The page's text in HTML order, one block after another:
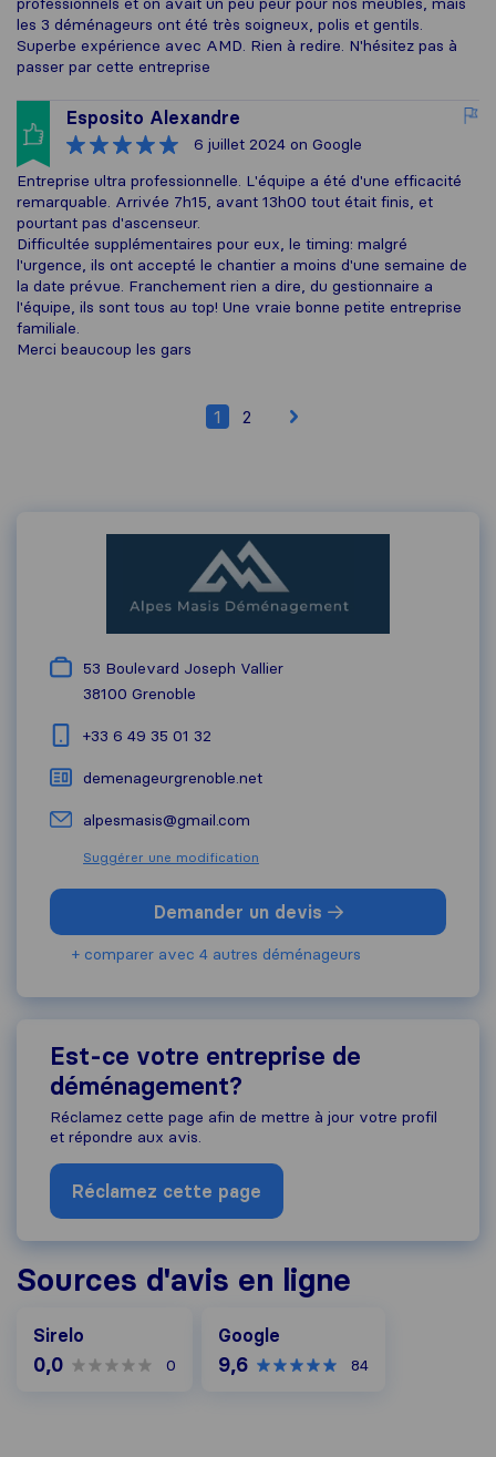
les 3 déménageurs ont été très soigneux, polis et gentils.
Superbe expérience avec AMD. Rien à redire. N'hésitez pas à
passer par cette entreprise
Esposito Alexandre
6 juillet 2024 on Google
Entreprise ultra professionnelle. L'équipe a été d'une efficacité
remarquable. Arrivée 7h15, avant 13h00 tout était finis, et
pourtant pas d'ascenseur.
Difficultée supplémentaires pour eux, le timing: malgré
l'urgence, ils ont accepté le chantier a moins d'une semaine de
la date prévue. Franchement rien a dire, du gestionnaire a
l'équipe, ils sont tous au top! Une vraie bonne petite entreprise
familiale.
Merci beaucoup les gars
1 2
53 Boulevard Joseph Vallier
38100 Grenoble
+33 6 49 35 01 32
demenageurgrenoble.net
alpesmasis@gmail.com
Suggérer une modification
Demander un devis
+ comparer avec 4 autres déménageurs
Est-ce votre entreprise de
déménagement?
Réclamez cette page afin de mettre à jour votre profil
et répondre aux avis.
Réclamez cette page
Sources d'avis en ligne
Sirelo
0,0 0
Google
9,6 84